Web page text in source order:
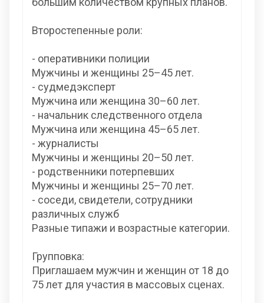
Второстепенные роли:
- оперативники полиции
Мужчины и женщины 25–45 лет.
- судмедэксперт
Мужчина или женщина 30–60 лет.
- начальник следственного отдела
Мужчина или женщина 45–65 лет.
- журналисты
Мужчины и женщины 20–50 лет.
- родственники потерпевших
Мужчины и женщины 25–70 лет.
- соседи, свидетели, сотрудники
различных служб
Разные типажи и возрастные категории.
Групповка:
Приглашаем мужчин и женщин от 18 до
75 лет для участия в массовых сценах.